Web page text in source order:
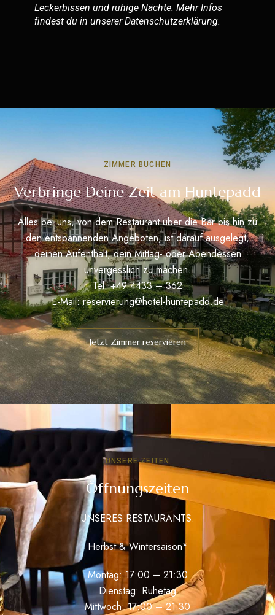
Leckerbissen und ruhige Nächte. Mehr Infos
findest du in unsererDatenschutzerklärung.
ZIMMER BUCHEN
Verbringe Deine Zeit am Huntepadd
Alles bei uns, von dem Restaurant über die Bar bis hin zu
den entspannenden Angeboten, ist darauf ausgelegt,
deinen Aufenthalt, dein Mittag- oder Abendessen
unvergesslich zu machen.
Tel: +49 4433 – 362
E-Mail:reservierung@hotel-huntepadd.de
Jetzt Zimmer reservieren
UNSERE ZEITEN
Öffnungszeiten
UNSERES RESTAURANTS:
Herbst & Wintersaison*
Montag: 17:00 – 21:30
Dienstag: Ruhetag
Mittwoch: 17:00 – 21:30